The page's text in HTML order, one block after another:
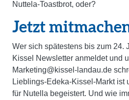
Nuttela-Toastbrot, oder?
Jetzt
Wer sich spätestens bis zum 24.
Kissel Newsletter anmeldet und
Marketing@kissel-landau.de
Lieblings-Edeka-Kissel-Markt ist
für Nutella begeistert. Und wie